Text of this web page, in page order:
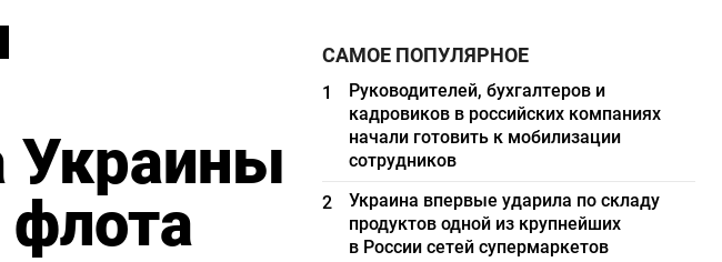
Украины
САМОЕ ПОПУЛЯРНОЕ
1
Руководителей, бухгалтеров и
кадровиков в российских компаниях
начали готовить к мобилизации
сотрудников
2
Украина впервые ударила по складу
продуктов одной из крупнейших
в России сетей супермаркетов